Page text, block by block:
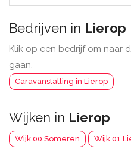
Bedrijven in Lierop
Klik op een bedrijf om naar
gaan.
Caravanstalling in Lierop
Wijken in Lierop
Wijk 00 Someren Wijk 01